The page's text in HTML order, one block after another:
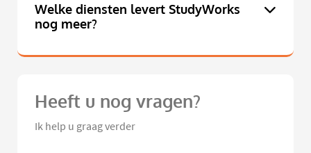
Welke diensten levert StudyWorks
nog meer?
Heeft u nog vragen?
Ik help u graag verder